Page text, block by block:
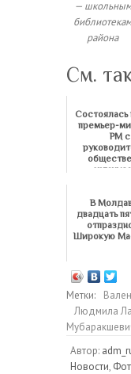
— школьным
района
См.
Состоялась
премьер-
РМ с
В
двадцать
Широкую
Метки:
Людмила
Автор:
Новости,